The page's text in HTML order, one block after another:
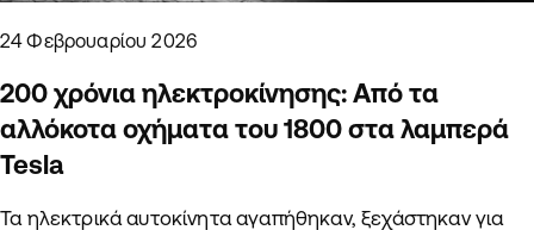
24 Φεβρουαρίου 2026
200 χρόνια ηλεκτροκίνησης: Από τα
αλλόκοτα οχήματα του 1800 στα λαμπερά
Tesla
Τα ηλεκτρικά αυτοκίνητα αγαπήθηκαν, ξεχάστηκαν για